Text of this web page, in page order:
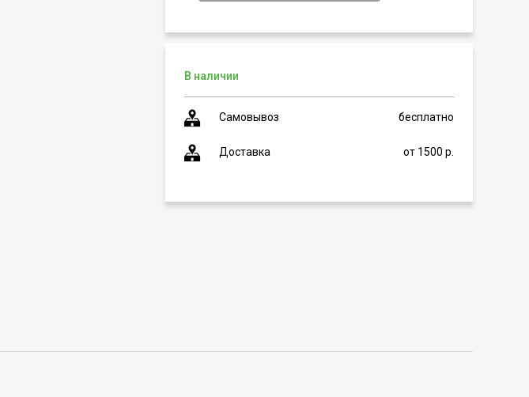
В наличии
Самовывоз бесплатно
Доставка от 1500 р.